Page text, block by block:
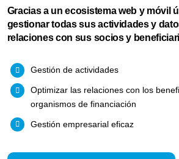
Gracias a un ecosistema web y móvil
gestionar todas sus actividades y
relaciones con sus socios y
Gestión de actividades
Optimizar las relaciones con los
organismos de financiación
Gestión empresarial eficaz